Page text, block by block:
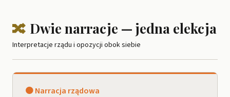
🔀 Dwie narracje — jedna elekcja
Interpretacje rządu i opozycji obok siebie
🟠 Narracja rządowa